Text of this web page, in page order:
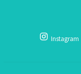
Instagram